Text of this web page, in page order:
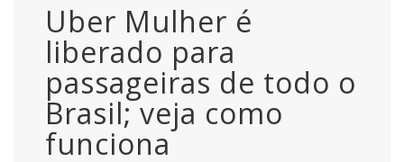
Uber Mulher é
liberado para
passageiras de todo o
Brasil; veja como
funciona